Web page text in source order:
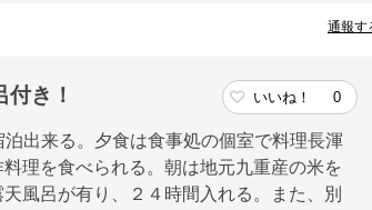
通報す
き！ いいね！ 0
出来る。夕食は食事処の個室で料理長渾
理を食べられる。朝は地元九重産の米を
風呂が有り、２４時間入れる。また、別